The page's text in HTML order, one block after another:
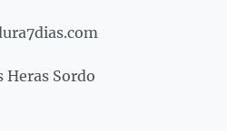
Heras Sordo